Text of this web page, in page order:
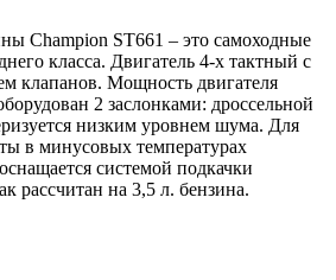
Champion ST661 – это самоходные
класса. Двигатель 4-х тактный с
клапанов. Мощность двигателя
2 заслонками: дроссельной
низким уровнем шума. Для
в минусовых температурах
системой подкачки
рассчитан на 3,5 л. бензина.